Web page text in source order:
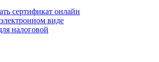
сертификат онлайн
виде
налоговой